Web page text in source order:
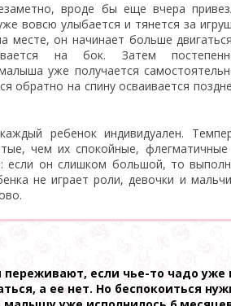
вроде бы еще вчера
вовсю улыбается и тянется за
месте, он начинает больше
на бок. Затем
уже получается
обратно на спину осваивается
ребенок индивидуален.
чем их спокойные,
если он слишком большой, то
не играет роли, девочки и
если чье-то чадо уже
а ее нет. Но беспокоиться